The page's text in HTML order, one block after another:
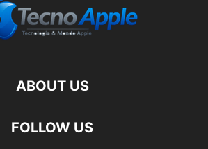
ABOUT US
FOLLOW US